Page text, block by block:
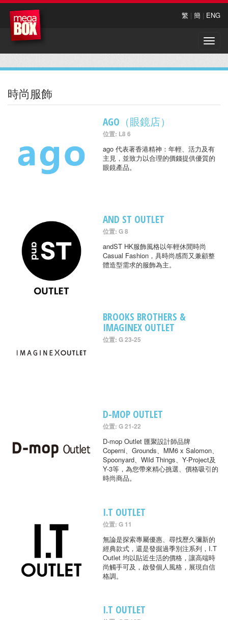
繁 | 簡 | ENG
Toggle
時尚服飾
AGO（眼鏡店）
位置: L8 6
ago 代表著香港精神：年輕、活力及有
主見，並致力以合理的價錢提供優質的
眼鏡產品。
AND ST OUTLET
位置: G 8
andST HK服飾風格以年輕休閒時尚
Casual Fashion，具時尚感而又兼顧整
體造型需求的服飾為主。
BROOKS BROTHERS &
IMAGINEX OUTLET
位置: G 23-25
D-MOP OUTLET
位置: G 21-22
D-mop Outlet 匯聚設計師品牌
Coperni、Grounds、MM6 x Salomon、
Spoonyard、Wild Things、Y-Project及
Y-3等，為您帶來精心挑選、價格吸引的
時尚商品。
I.T OUTLET
位置: G 11
無論是探索專屬優惠、尋找歷久彌新的
經典款式，還是發掘過季別注系列，I.T
Outlet 均以貼近生活的價格，讓高端時
尚觸手可及，啟發個人風格，展現自信
格調。
I.T OUTLET